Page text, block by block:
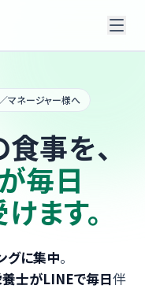
マネージャー様へ
事を、
毎日
ます。
グに集中。
士がLINEで毎日伴